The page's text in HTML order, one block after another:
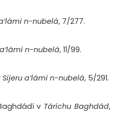
n-nubelá, 7/277.
n-nubelá, 11/99.
Sijeru a’lámi n-nubelá, 5/291.
v Táríchu Baghdád,